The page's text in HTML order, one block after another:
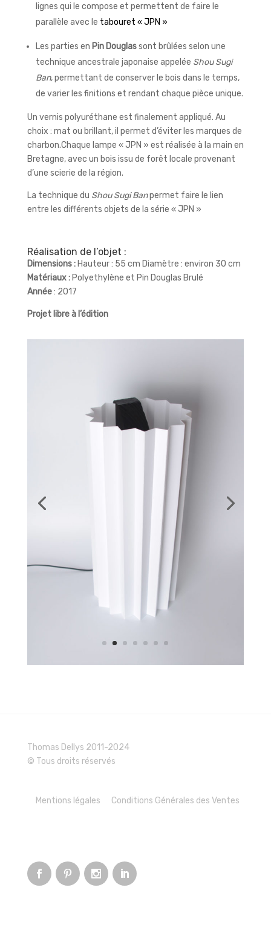
lignes qui le compose et permettent de faire le
parallèle avec le tabouret « JPN »
Les parties en Pin Douglassont brûlées selon une
technique ancestrale japonaise appelée Shou Sugi
Ban, permettant de conserver le bois dans le temps,
de varier les finitions et rendant chaque pièce unique.
Un vernis polyuréthane est finalement appliqué. Au
choix : mat ou brillant, il permet d’éviter les marques de
charbon.Chaque lampe « JPN » est réalisée à la main en
Bretagne, avec un bois issu de forêt locale provenant
d’une scierie de la région.
La technique du Shou Sugi Banpermet faire le lien
entre les différents objets de la série « JPN »
Réalisation de l’objet :
Dimensions :Hauteur : 55 cm Diamètre : environ 30 cm
Matériaux :Polyethylène et Pin Douglas Brulé
Année: 2017
Projet libre à l’édition
Thomas Dellys 2011-2024
© Tous droits réservés
Mentions légales Conditions Générales des Ventes